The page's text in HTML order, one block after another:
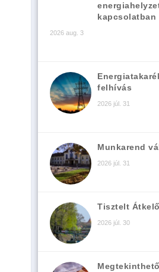
kapcsolatban
2026 aug. 3
felhívás
2026 júl. 31
Munkarend
2026 júl. 31
Tisztelt
2026 júl. 30